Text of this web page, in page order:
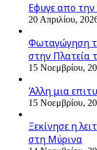
Εφυγε απο
20 Απριλίου,
Φωταγώγηση
στην Πλατεία
15 Νοεμβρίου,
Άλλη μια
15 Νοεμβρίου,
Ξεκίνησε η
στη Μύρινα